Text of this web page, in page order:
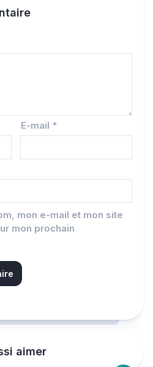
E-mail *
mon e-mail et mon site
mon prochain
aimer